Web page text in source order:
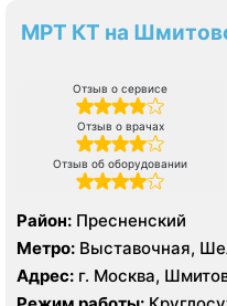
МРТ КТ на
Отзыв о сервисе
Отзыв о врачах
Отзыв об оборудовании
Район: Пресненский
Метро: Выставочная,
Адрес: г. Москва,